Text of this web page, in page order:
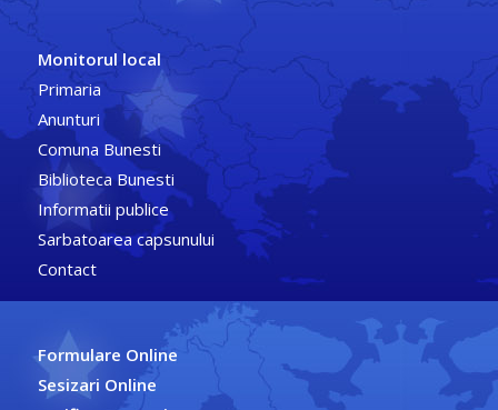
Monitorul local
Primaria
Anunturi
Comuna Bunesti
Biblioteca Bunesti
Informatii publice
Sarbatoarea capsunului
Contact
Formulare Online
Sesizari Online